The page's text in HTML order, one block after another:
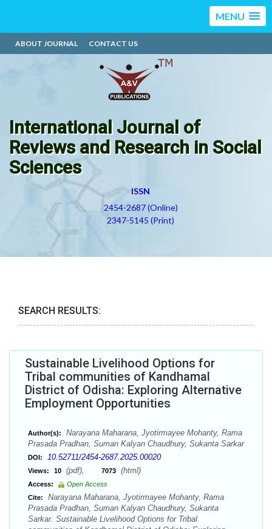
MENU
ABOUT JOURNAL CONTACT US
International Journal of
Reviews and Research in Social
Sciences
ISSN
2454-2687 (Online)
2347-5145 (Print)
SEARCH RESULTS:
Sustainable Livelihood Options for
Tribal communities of Kandhamal
District of Odisha: Exploring Alternative
Employment Opportunities
Author(s):
Narayana Maharana, Jyotirmayee Mohanty, Rama
Prasada Pradhan, Suman Kalyan Chaudhury, Sukanta Sarkar
DOI: 10.52711/2454-2687.2025.00020
Views: 10 (pdf), 7073 (html)
Access:
Open Access
Cite:
Narayana Maharana, Jyotirmayee Mohanty, Rama
Prasada Pradhan, Suman Kalyan Chaudhury, Sukanta
Sarkar. Sustainable Livelihood Options for Tribal